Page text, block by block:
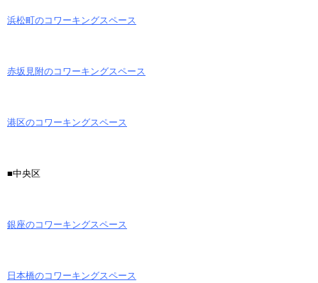
浜松町のコワーキングスペース
赤坂見附のコワーキングスペース
港区のコワーキングスペース
■中央区
銀座のコワーキングスペース
日本橋のコワーキングスペース